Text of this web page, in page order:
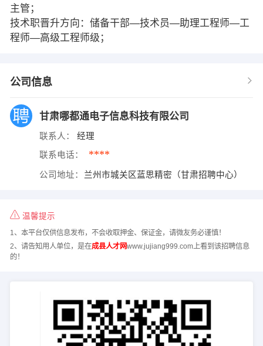
主管；
技术职晋升方向：储备干部—技术员—助理工程师—工
程师—高级工程师级；
公司信息
甘肃哪都通电子信息科技有限公司
联系人： 经理
联系电话： ****
公司地址： 兰州市城关区蓝思精密（甘肃招聘中心）
温馨提示
1、本平台仅供信息发布，不会收取押金、保证金，请微友务必谨慎！
2、请告知用人单位，是在成县人才网www.jujiang999.com上看到该招聘信息
的！